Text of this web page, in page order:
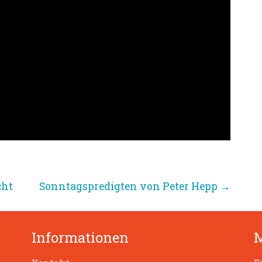
Sonntagspredigten von Peter Hepp →
Informationen